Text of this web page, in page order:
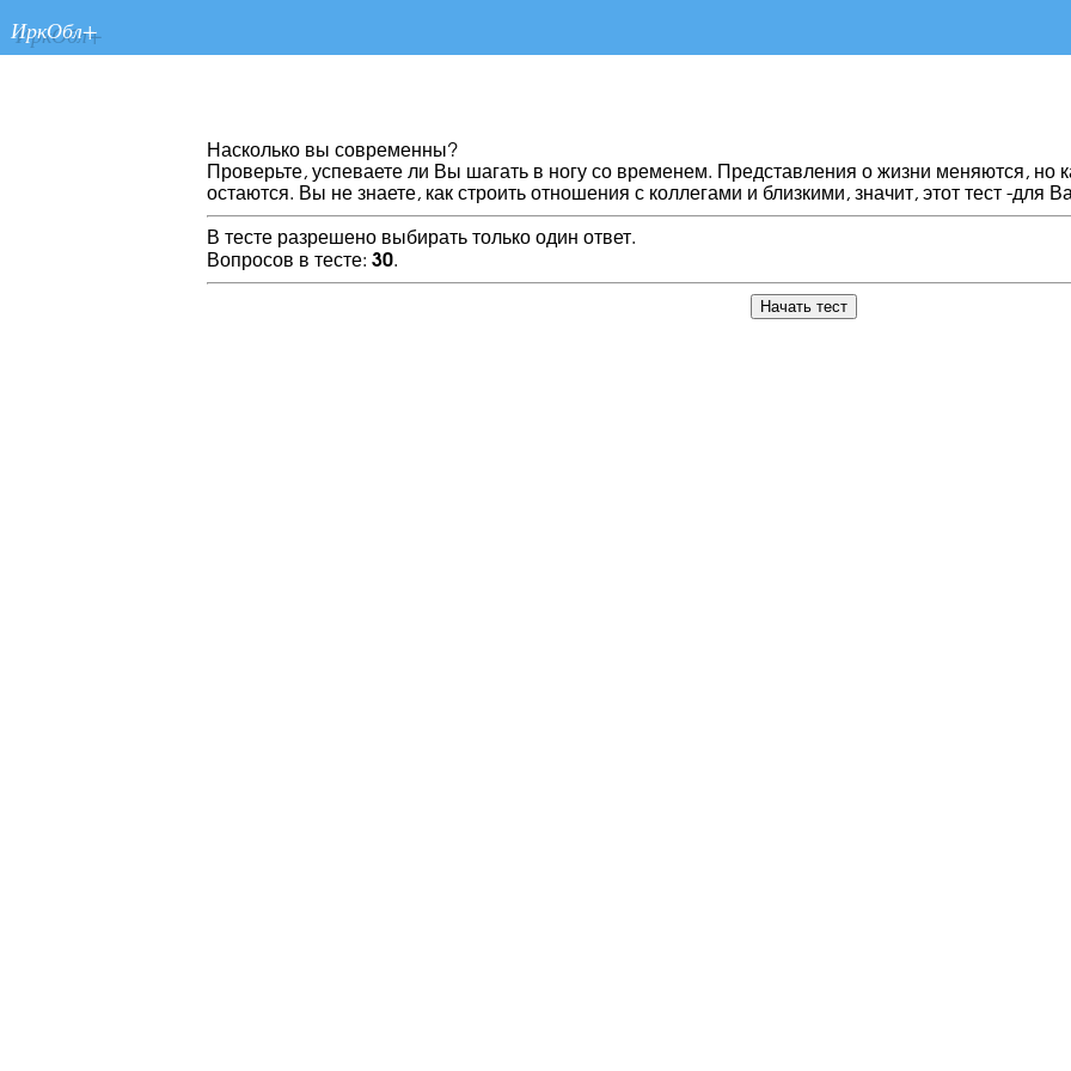
ИркОбл+
Насколько вы современны?
Проверьте, успеваете ли Вы шагать в ногу со временем. Представления о жизни меняются, но
остаются. Вы не знаете, как строить отношения с коллегами и близкими, значит, этот тест -для
В тесте разрешено выбирать только один ответ.
Вопросов в тесте: 30.